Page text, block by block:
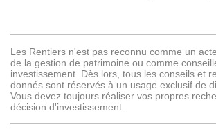
Les Rentiers n'est pas reconnu comme un
de la gestion de patrimoine ou comme
investissement. Dès lors, tous les conseils et
donnés sont réservés à un usage exclusif de
Vous devez toujours réaliser vos propres
décision d'investissement.